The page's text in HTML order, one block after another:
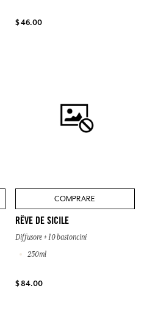
$ 46.00
COMPRARE
RÊVE DE SICILE
Diffusore + 10 bastoncini
250ml
$ 84.00